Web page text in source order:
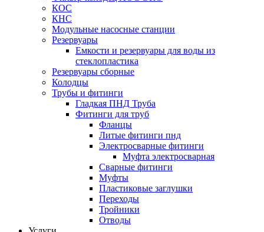
КОС
КНС
Модульные насосные станции
Резервуары
Емкости и резервуары для воды из
стеклопластика
Резервуары сборные
Колодцы
Трубы и фитинги
Гладкая ПНД Труба
Фитинги для труб
Фланцы
Литые фитинги пнд
Электросварные фитинги
Муфта электросварная
Сварные фитинги
Муфты
Пластиковые заглушки
Переходы
Тройники
Отводы